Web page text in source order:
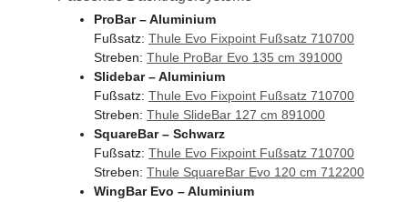
ProBar – Aluminium
Fußsatz: Thule Evo Fixpoint Fußsatz 710700
Streben: Thule ProBar Evo 135 cm 391000
Slidebar – Aluminium
Fußsatz: Thule Evo Fixpoint Fußsatz 710700
Streben: Thule SlideBar 127 cm 891000
SquareBar – Schwarz
Fußsatz: Thule Evo Fixpoint Fußsatz 710700
Streben: Thule SquareBar Evo 120 cm 712200
WingBar Evo – Aluminium